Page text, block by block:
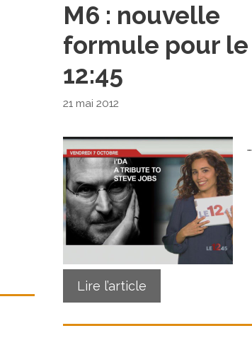
M6 : nouvelle
formule pour le
12:45
21 mai 2012
…
Lire l’article